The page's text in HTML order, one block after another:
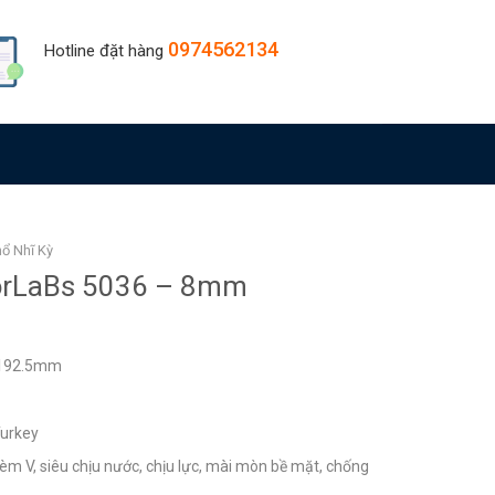
Hotline đặt hàng 0974562134
Nhĩ Kỳ
5036 – 8mm
V, siêu chịu nước, chịu lực, mài mòn bề mặt, chống